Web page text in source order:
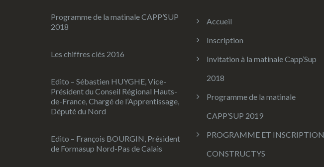
Programme de la matinale CAPP’SUP
2018
Les chiffres clés 2016
Edito – Sébastien HUYGHE, Vice-
Président du Conseil Régional Hauts-
de-France, Chargé de l’Apprentissage,
Député du Nord
Edito – François BOURGIN, Président
de Formasup Nord-Pas de Calais
Accueil
Inscription
Invitation à la matinale Capp’Sup
2018
Programme de la matinale
CAPP’SUP 2019
PROGRAMME ET INSCRIPTION
CONSTRUCTYS